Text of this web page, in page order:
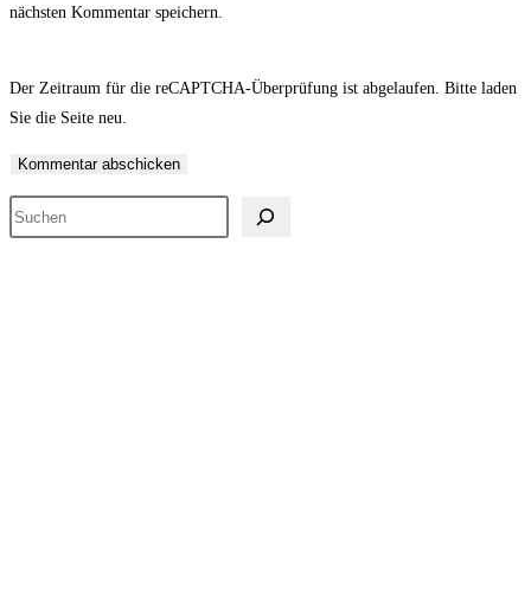
ein
Kommentieren
ein
(optional)
nächsten Kommentar speichern.
Der Zeitraum für die reCAPTCHA-Überprüfung ist abgelaufen. Bitte laden
Sie die Seite neu.
Suchen